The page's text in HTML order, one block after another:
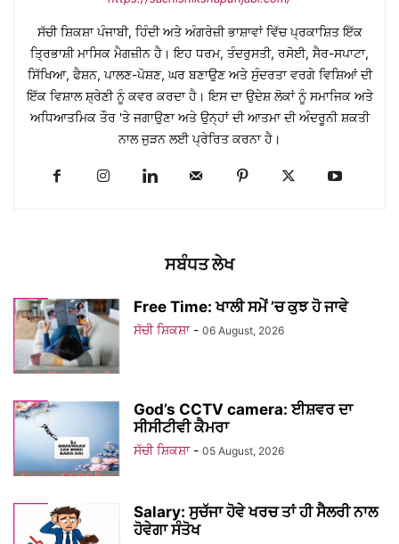
ਸੱਚੀ ਸ਼ਿਕਸ਼ਾ ਪੰਜਾਬੀ, ਹਿੰਦੀ ਅਤੇ ਅੰਗਰੇਜ਼ੀ ਭਾਸ਼ਾਵਾਂ ਵਿੱਚ ਪ੍ਰਕਾਸ਼ਿਤ ਇੱਕ
ਤ੍ਰਿਭਾਸ਼ੀ ਮਾਸਿਕ ਮੈਗਜ਼ੀਨ ਹੈ। ਇਹ ਧਰਮ, ਤੰਦਰੁਸਤੀ, ਰਸੋਈ, ਸੈਰ-ਸਪਾਟਾ,
ਸਿੱਖਿਆ, ਫੈਸ਼ਨ, ਪਾਲਣ-ਪੋਸ਼ਣ, ਘਰ ਬਣਾਉਣ ਅਤੇ ਸੁੰਦਰਤਾ ਵਰਗੇ ਵਿਸ਼ਿਆਂ ਦੀ
ਇੱਕ ਵਿਸ਼ਾਲ ਸ਼੍ਰੇਣੀ ਨੂੰ ਕਵਰ ਕਰਦਾ ਹੈ। ਇਸ ਦਾ ਉਦੇਸ਼ ਲੋਕਾਂ ਨੂੰ ਸਮਾਜਿਕ ਅਤੇ
ਅਧਿਆਤਮਿਕ ਤੌਰ 'ਤੇ ਜਗਾਉਣਾ ਅਤੇ ਉਨ੍ਹਾਂ ਦੀ ਆਤਮਾ ਦੀ ਅੰਦਰੂਨੀ ਸ਼ਕਤੀ
ਨਾਲ ਜੁੜਨ ਲਈ ਪ੍ਰੇਰਿਤ ਕਰਨਾ ਹੈ।
ਸਬੰਧਤ ਲੇਖ
Free Time: ਖਾਲੀ ਸਮੇਂ ’ਚ ਕੁਝ ਹੋ ਜਾਵੇ
ਸੱਚੀ ਸ਼ਿਕਸ਼ਾ - 06 August, 2026
God’s CCTV camera: ਈਸ਼ਵਰ ਦਾ
ਸੀਸੀਟੀਵੀ ਕੈਮਰਾ
ਸੱਚੀ ਸ਼ਿਕਸ਼ਾ - 05 August, 2026
Salary: ਸੁਚੱਜਾ ਹੋਵੇ ਖਰਚ ਤਾਂ ਹੀ ਸੈਲਰੀ ਨਾਲ
ਹੋਵੇਗਾ ਸੰਤੋਖ